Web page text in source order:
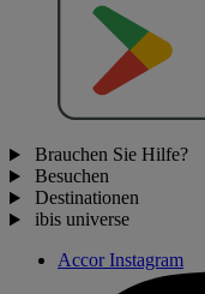
Brauchen Sie Hilfe?
Besuchen
Destinationen
ibis universe
Accor Instagram